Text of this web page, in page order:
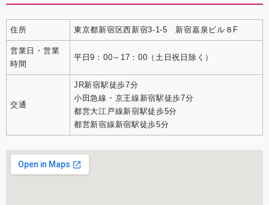
住所 東京都新宿区西新宿3-1-5 新宿嘉泉ビル８F
営業日・営業
時間
平日9：00～17：00（土日祝日除く）
交通
JR新宿駅徒歩7分
小田急線・京王線新宿駅徒歩7分
都営大江戸線新宿駅徒歩5分
都営新宿線新宿駅徒歩5分